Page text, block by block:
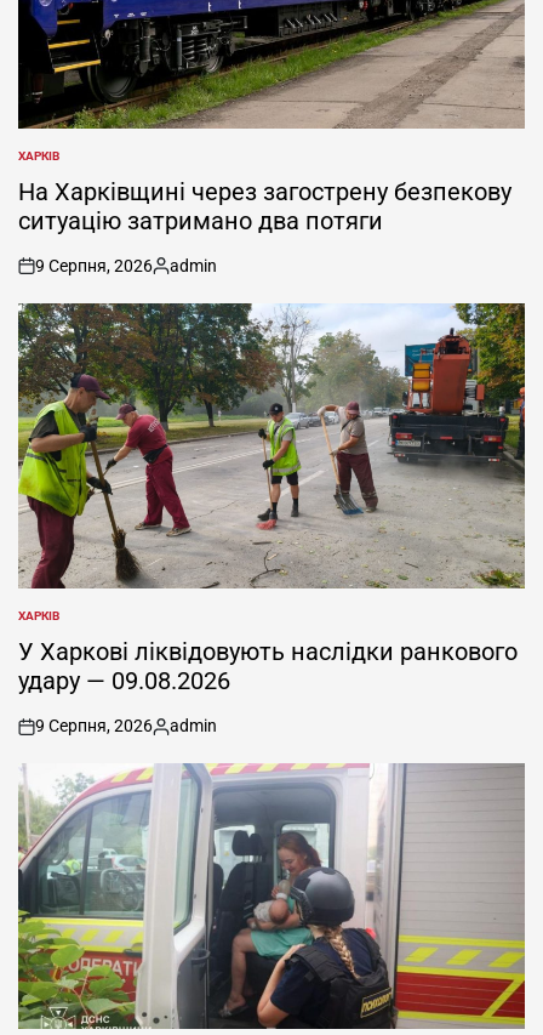
ОПУБЛІКУВАТИ
У
ХАРКІВ
На Харківщині через загострену безпекову
ситуацію затримано два потяги
on
9 Серпня, 2026
Опубліковано
admin
ОПУБЛІКУВАТИ
У
ХАРКІВ
У Харкові ліквідовують наслідки ранкового
удару — 09.08.2026
on
9 Серпня, 2026
Опубліковано
admin